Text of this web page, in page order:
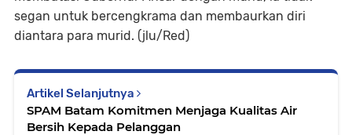
segan untuk bercengkrama dan membaurkan diri
diantara para murid. (jlu/Red)
Artikel Selanjutnya
SPAM Batam Komitmen Menjaga Kualitas Air
Bersih Kepada Pelanggan